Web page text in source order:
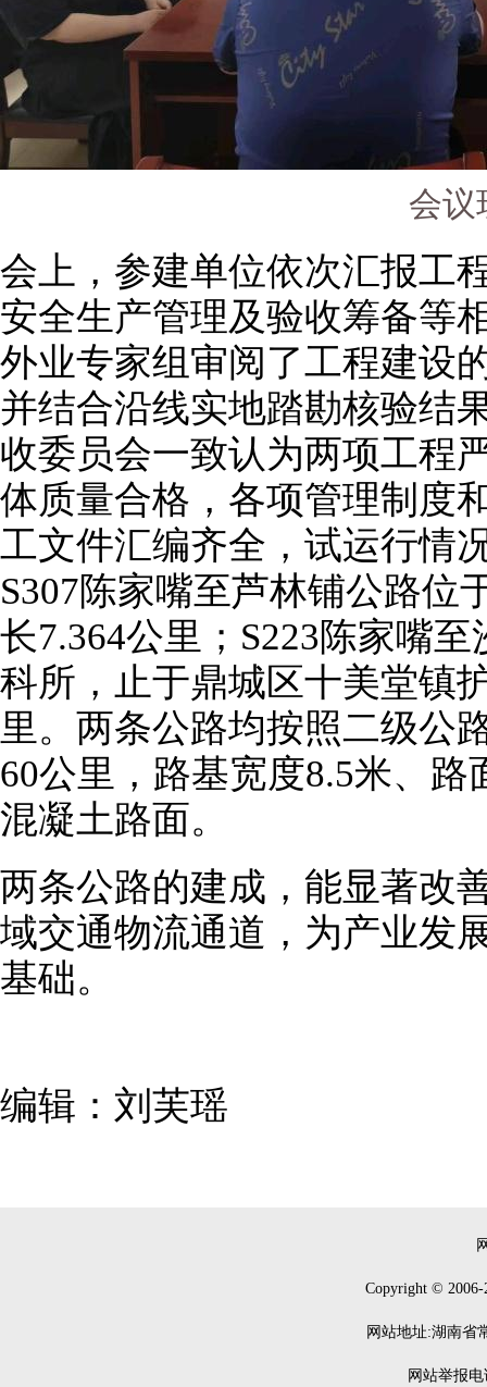
会议
会上，参建单位依次汇报工
安全生产管理及验收筹备等
外业专家组审阅了工程建设
并结合沿线实地踏勘核验结
收委员会一致认为两项工程
体质量合格，各项管理制度
工文件汇编齐全，试运行情
S307陈家嘴至芦林铺公路位
长7.364公里；S223陈家嘴
科所，止于鼎城区十美堂镇
里。两条公路均按照二级公
60公里，路基宽度8.5米、
混凝土路面。
两条公路的建成，能显著改
域交通物流通道，为产业发
基础。
编辑：刘芙瑶
Copyright © 2006-
网站地址:湖南省
网站举报